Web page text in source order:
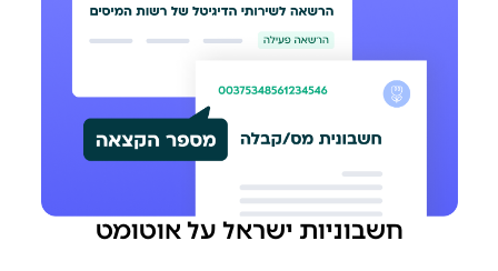
חשבוניות ישראל על אוטומט